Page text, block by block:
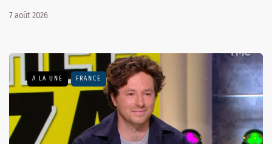
7 août 2026
A LA UNE FRANCE